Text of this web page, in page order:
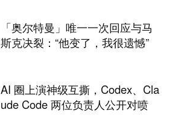
「奥尔特曼」唯一一次回应与马
斯克决裂：“他变了，我很遗憾”
AI 圈上演神级互撕，Codex、Cla
ude Code 两位负责人公开对喷